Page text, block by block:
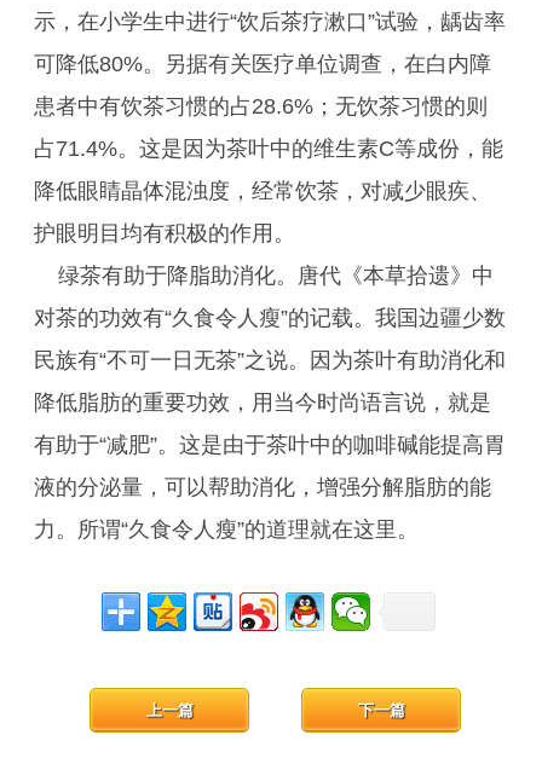
示，在小学生中进行“饮后茶疗漱口”试验，龋齿率
可降低80%。另据有关医疗单位调查，在白内障
患者中有饮茶习惯的占28.6%；无饮茶习惯的则
占71.4%。这是因为茶叶中的维生素C等成份，能
降低眼睛晶体混浊度，经常饮茶，对减少眼疾、
护眼明目均有积极的作用。
绿茶有助于降脂助消化。唐代《本草拾遗》中
对茶的功效有“久食令人瘦”的记载。我国边疆少数
民族有“不可一日无茶”之说。因为茶叶有助消化和
降低脂肪的重要功效，用当今时尚语言说，就是
有助于“减肥”。这是由于茶叶中的咖啡碱能提高胃
液的分泌量，可以帮助消化，增强分解脂肪的能
力。所谓“久食令人瘦”的道理就在这里。
下一篇
上一篇